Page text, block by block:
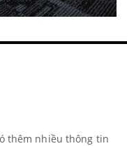
thêm nhiều thông tin